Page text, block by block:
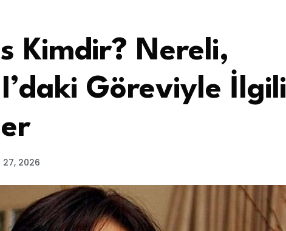
Kimdir? Nereli,
Göreviyle İlgili
27, 2026